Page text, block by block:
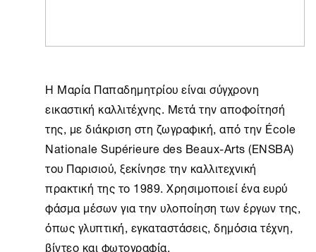
Η Μαρία Παπαδημητρίου είναι σύγχρονη
εικαστική καλλιτέχνης. Μετά την αποφοίτησή
της, με διάκριση στη ζωγραφική, από την École
Nationale Supérieure des Beaux-Arts (ENSBA)
του Παρισιού, ξεκίνησε την καλλιτεχνική
πρακτική της το 1989. Χρησιμοποιεί ένα ευρύ
φάσμα μέσων για την υλοποίηση των έργων της,
όπως γλυπτική, εγκαταστάσεις, δημόσια τέχνη,
βίντεο και φωτογραφία.